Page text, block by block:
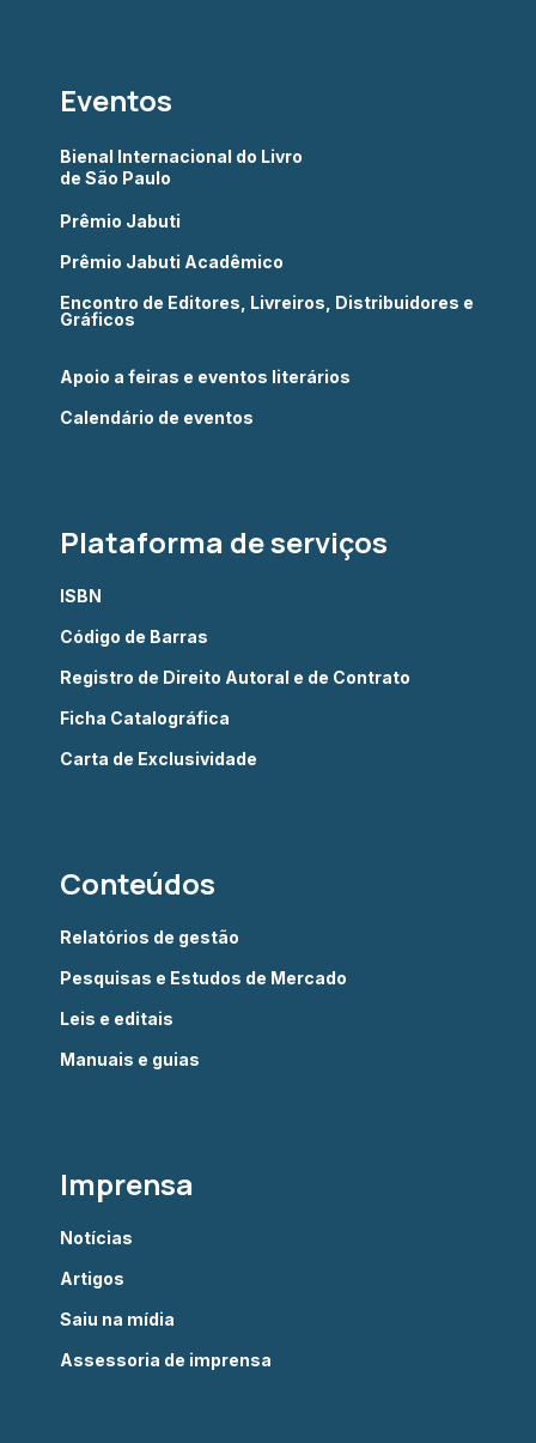
Eventos
Bienal Internacional do Livro
de São Paulo
Prêmio Jabuti
Prêmio Jabuti Acadêmico
Encontro de Editores, Livreiros, Distribuidores e
Gráficos
Apoio a feiras e eventos literários
Calendário de eventos
Plataforma de serviços
ISBN
Código de Barras
Registro de Direito Autoral e de Contrato
Ficha Catalográfica
Carta de Exclusividade
Conteúdos
Relatórios de gestão
Pesquisas e Estudos de Mercado
Leis e editais
Manuais e guias
Imprensa
Notícias
Artigos
Saiu na mídia
Assessoria de imprensa